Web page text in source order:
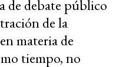
de debate público
de la
materia de
tiempo, no